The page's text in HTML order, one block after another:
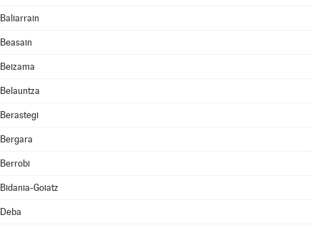
Baliarrain
Beasain
Beizama
Belauntza
Berastegi
Bergara
Berrobi
Bidania-Goiatz
Deba